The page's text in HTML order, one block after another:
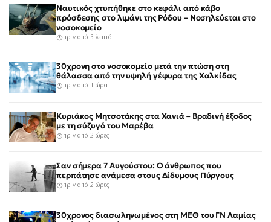
Ναυτικός χτυπήθηκε στο κεφάλι από κάβο
πρόσδεσης στο λιμάνι της Ρόδου – Νοσηλεύεται στο
νοσοκομείο
πριν από 3 λεπτά
30χρονη στο νοσοκομείο μετά την πτώση στη
θάλασσα από την υψηλή γέφυρα της Χαλκίδας
πριν από 1 ώρα
Κυριάκος Μητσοτάκης στα Χανιά – Βραδινή έξοδος
με τη σύζυγό του Μαρέβα
πριν από 2 ώρες
Σαν σήμερα 7 Αυγούστου: Ο άνθρωπος που
περπάτησε ανάμεσα στους Δίδυμους Πύργους
πριν από 2 ώρες
30χρονος διασωληνωμένος στη ΜΕΘ του ΓΝ Λαμίας